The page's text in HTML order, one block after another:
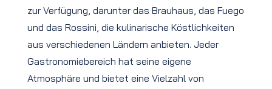
zur Verfügung, darunter das Brauhaus, das Fuego
und das Rossini, die kulinarische Köstlichkeiten
aus verschiedenen Ländern anbieten. Jeder
Gastronomiebereich hat seine eigene
Atmosphäre und bietet eine Vielzahl von